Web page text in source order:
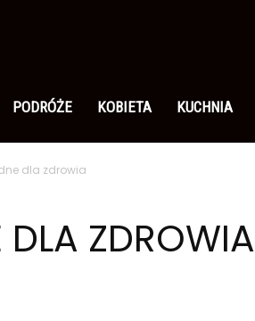
PODRÓŻE KOBIETA KUCHNIA
dla zdrowia
DLA ZDROWIA